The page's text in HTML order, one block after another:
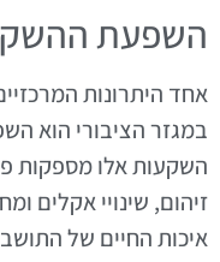
השפעת
אחד היתרונות
במגזר הציבורי הוא
השקעות אלו מספקות
זיהום, שינויי אקלים
איכות החיים של